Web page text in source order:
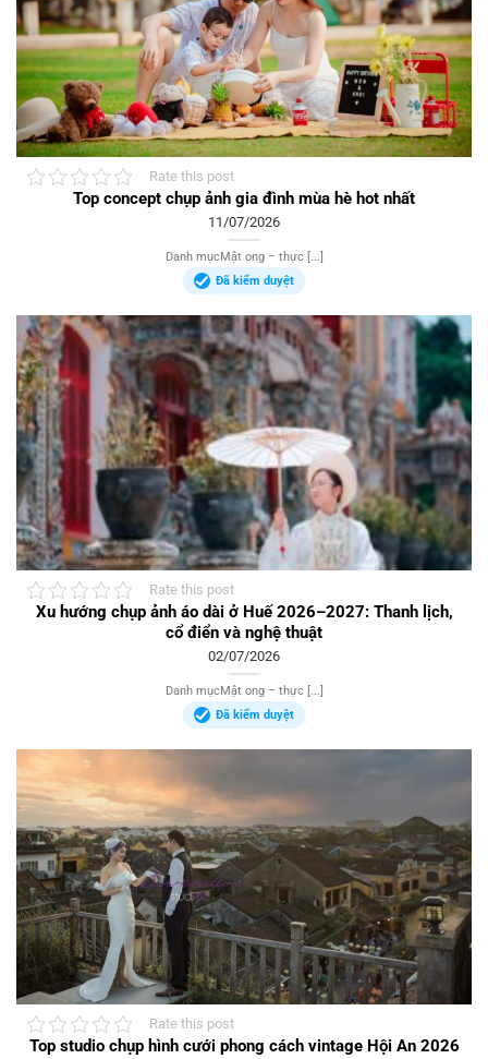
Rate this post
Top concept chụp ảnh gia đình mùa hè hot nhất
11/07/2026
Danh mụcMật ong – thực [...]
Đã kiểm duyệt
Rate this post
Xu hướng chụp ảnh áo dài ở Huế 2026–2027: Thanh lịch,
cổ điển và nghệ thuật
02/07/2026
Danh mụcMật ong – thực [...]
Đã kiểm duyệt
Rate this post
Top studio chụp hình cưới phong cách vintage Hội An 2026